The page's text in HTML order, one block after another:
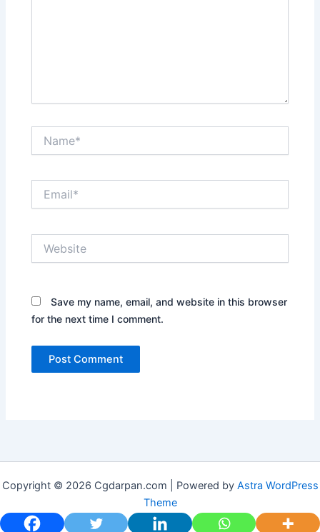
Save my name, email, and website in this browser
for the next time I comment.
Copyright © 2026 Cgdarpan.com | Powered by Astra WordPress
Theme